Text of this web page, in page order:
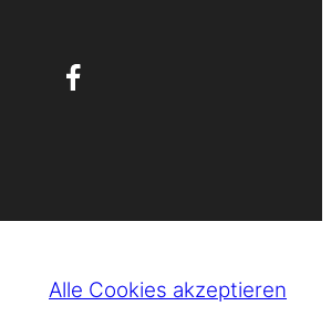
Alle Cookies akzeptieren